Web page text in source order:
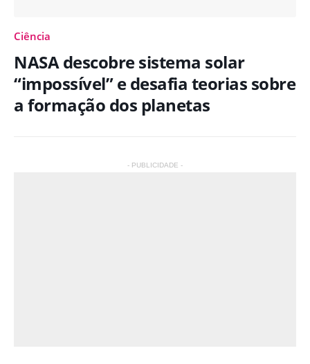
Ciência
NASA descobre sistema solar
“impossível” e desafia teorias sobre
a formação dos planetas
- PUBLICIDADE -